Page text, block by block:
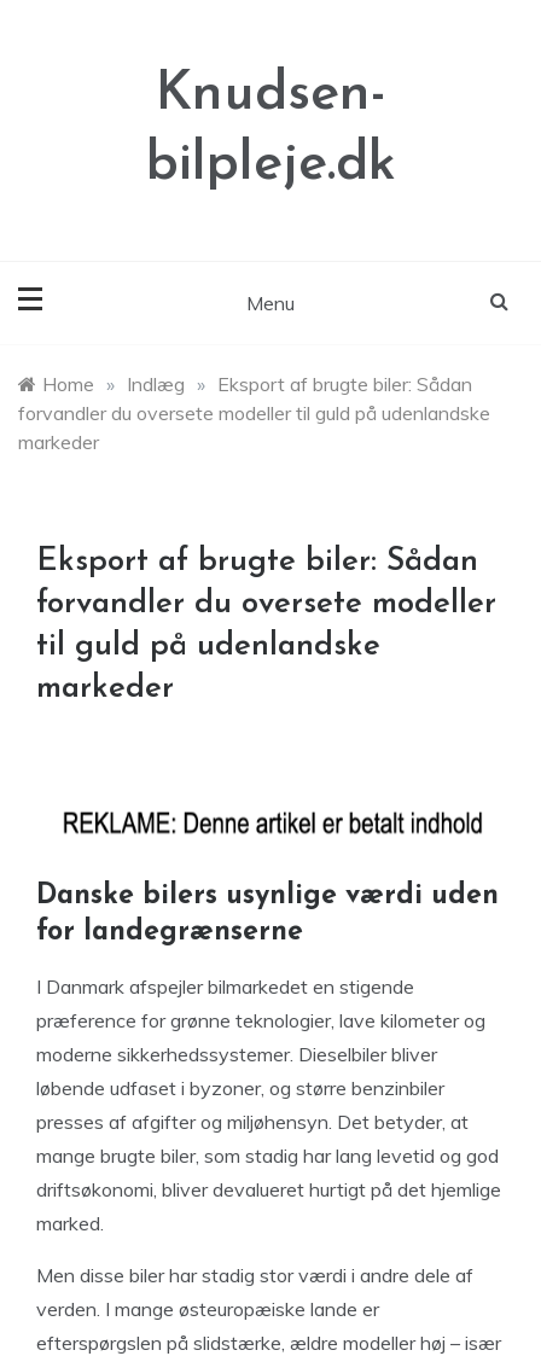
Knudsen-
bilpleje.dk
Menu
Home » Indlæg » Eksport af brugte biler: Sådan
forvandler du oversete modeller til guld på udenlandske
markeder
Eksport af brugte biler: Sådan
forvandler du oversete modeller
til guld på udenlandske
markeder
Danske bilers usynlige værdi uden
for landegrænserne
I Danmark afspejler bilmarkedet en stigende
præference for grønne teknologier, lave kilometer og
moderne sikkerhedssystemer. Dieselbiler bliver
løbende udfaset i byzoner, og større benzinbiler
presses af afgifter og miljøhensyn. Det betyder, at
mange brugte biler, som stadig har lang levetid og god
driftsøkonomi, bliver devalueret hurtigt på det hjemlige
marked.
Men disse biler har stadig stor værdi i andre dele af
verden. I mange østeuropæiske lande er
efterspørgslen på slidstærke, ældre modeller høj – især